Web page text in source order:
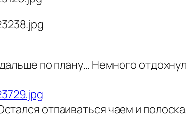
по плану… Немного
отпаиваться чаем и